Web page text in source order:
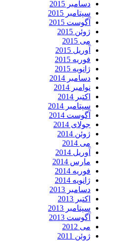
دسامبر 2015
سپتامبر 2015
آگوست 2015
ژوئن 2015
می 2015
آوریل 2015
فوریه 2015
ژانویه 2015
دسامبر 2014
نوامبر 2014
اکتبر 2014
سپتامبر 2014
آگوست 2014
جولای 2014
ژوئن 2014
می 2014
آوریل 2014
مارس 2014
فوریه 2014
ژانویه 2014
دسامبر 2013
اکتبر 2013
سپتامبر 2013
آگوست 2013
می 2012
ژوئن 2011